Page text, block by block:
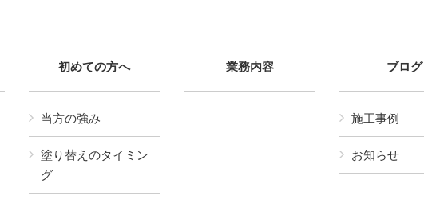
初めての方へ
当方の強み
塗り替えのタイミン
グ
業務内容 ブログ
施工事例
お知らせ